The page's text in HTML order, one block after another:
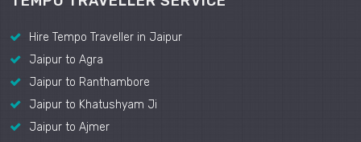
Hire Tempo Traveller in Jaipur
Jaipur to Agra
Jaipur to Ranthambore
Jaipur to Khatushyam Ji
Jaipur to Ajmer